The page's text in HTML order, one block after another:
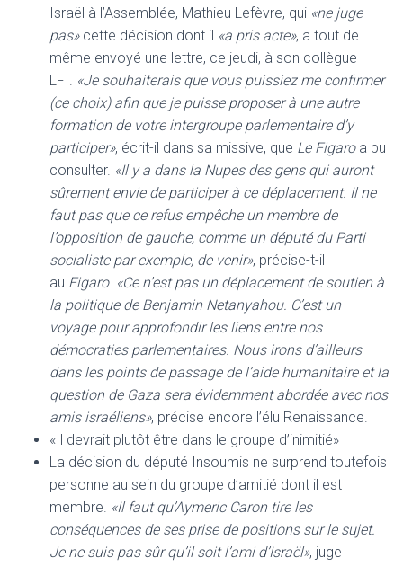
Israël à l’Assemblée, Mathieu Lefèvre, qui «ne juge
pas»cette décision dont il «a pris acte», a tout de
même envoyé une lettre, ce jeudi, à son collègue
LFI. «Je souhaiterais que vous puissiez me confirmer
(ce choix) afin que je puisse proposer à une autre
formation de votre intergroupe parlementaire d’y
participer», écrit-il dans sa missive, que Le Figaroa pu
consulter. «Il y a dans la Nupes des gens qui auront
sûrement envie de participer à ce déplacement. Il ne
faut pas que ce refus empêche un membre de
l’opposition de gauche, comme un député du Parti
socialiste par exemple, de venir», précise-t-il
au Figaro. «Ce n’est pas un déplacement de soutien à
la politique de Benjamin Netanyahou. C’est un
voyage pour approfondir les liens entre nos
démocraties parlementaires. Nous irons d’ailleurs
dans les points de passage de l’aide humanitaire et la
question de Gaza sera évidemment abordée avec nos
amis israéliens», précise encore l’élu Renaissance.
«Il devrait plutôt être dans le groupe d’inimitié»
La décision du député Insoumis ne surprend toutefois
personne au sein du groupe d’amitié dont il est
membre. «Il faut qu’Aymeric Caron tire les
conséquences de ses prise de positions sur le sujet.
Je ne suis pas sûr qu’il soit l’ami d’Israël», juge